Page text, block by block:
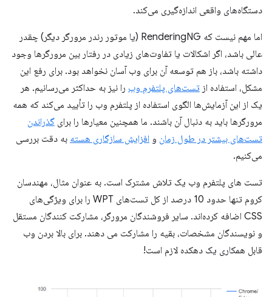
دستگاه‌های واقعی اندازه‌گیری می‌کند.
اما مهم نیست که RenderingNG (یا موتور رندر مرورگر دیگر) چقدر
عالی باشد، اگر اشکالات یا تفاوت‌های زیادی در رفتار بین مرورگرها وجود
داشته باشد، باز هم توسعه آن برای وب آسان نخواهد بود. برای رفع این
مشکل، استفاده از تست‌های پلتفرم وب را نیز به حداکثر می‌رسانیم. هر
یک از این آزمایش‌ها الگوی استفاده از پلتفرم وب را تأیید می‌کند که همه
مرورگرها باید به دنبال آن باشند. ما همچنین معیارها را برای گذراندن
تست‌های بیشتر در طول زمان و افزایش سازگاری هسته به دقت بررسی
می‌کنیم.
تست های پلتفرم وب یک تلاش مشترک است. به عنوان مثال، مهندسان
کروم تنها حدود 10 درصد از کل تست‌های WPT را برای ویژگی‌های
CSS اضافه کرده‌اند. سایر فروشندگان مرورگر، مشارکت کنندگان مستقل
و نویسندگان مشخصات، بقیه را مشارکت می دهند. برای بالا بردن وب
قابل همکاری یک دهکده لازم است!